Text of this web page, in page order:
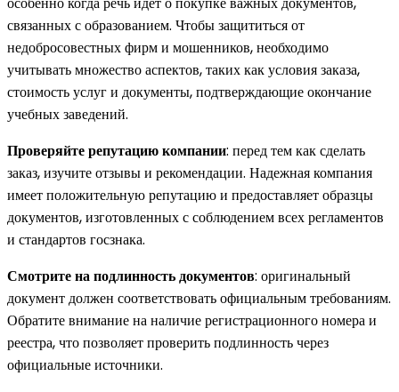
связанных с образованием. Чтобы защититься от
недобросовестных фирм и мошенников, необходимо
учитывать множество аспектов, таких как условия заказа,
стоимость услуг и документы, подтверждающие окончание
учебных заведений.
Проверяйте репутацию компании: перед тем как сделать
заказ, изучите отзывы и рекомендации. Надежная компания
имеет положительную репутацию и предоставляет образцы
документов, изготовленных с соблюдением всех регламентов
и стандартов госзнака.
Смотрите на подлинность документов: оригинальный
документ должен соответствовать официальным требованиям.
Обратите внимание на наличие регистрационного номера и
реестра, что позволяет проверить подлинность через
официальные источники.